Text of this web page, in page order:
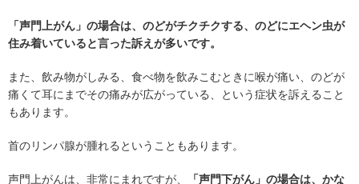
「声門上がん」の場合は、のどがチクチクする、のどにエヘン虫が
住み着いていると言った訴えが多いです。
また、飲み物がしみる、食べ物を飲みこむときに喉が痛い、のどが
痛くて耳にまでその痛みが広がっている、という症状を訴えること
もあります。
首のリンパ腺が腫れるということもあります。
声門上がんは、非常にまれですが、
「声門下がん」の場合は、かな